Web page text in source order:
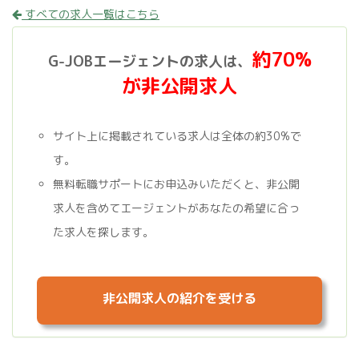
すべての求人一覧はこちら
G-JOBエージェントの求人は、 約70%
が非公開求人
サイト上に掲載されている求人は全体の約30%で
す。
無料転職サポートにお申込みいただくと、非公開
求人を含めてエージェントがあなたの希望に合っ
た求人を探します。
非公開求人の紹介を受ける